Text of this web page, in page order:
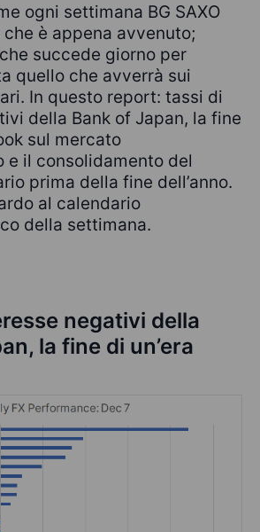
ogni settimana BG SAXO
è appena avvenuto;
succede giorno per
quello che avverrà sui
In questo report: tassi di
della Bank of Japan, la fine
sul mercato
e il consolidamento del
prima della fine dell’anno.
al calendario
della settimana.
negativi della
la fine di un’era